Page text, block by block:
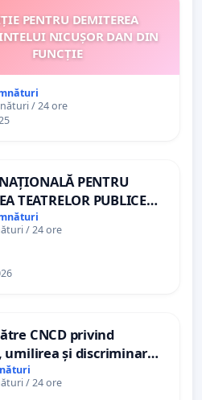
PENTRU DEMITEREA
NICUȘOR DAN DIN
FUNCȚIE
/ 24 ore
PENTRU
TEATRELOR PUBLICE
DIN ROMÂNIA
/ 24 ore
CNCD privind
și discriminarea
cu dizabilități de
TikTok „Gorici”
/ 24 ore